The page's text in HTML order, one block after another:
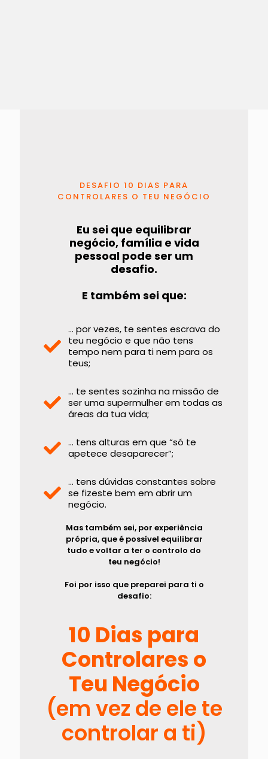
DESAFIO 10 DIAS PARA
CONTROLARES O TEU NEGÓCIO
Eu sei que equilibrar
negócio, família e vida
pessoal pode ser um
desafio.
E também sei que:
... por vezes, te sentes escrava do
teu negócio e que não tens
tempo nem para ti nem para os
teus;
... te sentes sozinha na missão de
ser uma supermulher em todas as
áreas da tua vida;
... tens alturas em que “só te
apetece desaparecer”;
... tens dúvidas constantes sobre
se fizeste bem em abrir um
negócio.
Mas também sei, por experiência
própria, que é possível equilibrar
tudo e voltar a ter o controlo do
teu negócio!
Foi por isso que preparei para ti o
desafio:
10 Dias para
Controlares o
Teu Negócio
(em vez de ele te
controlar a ti)